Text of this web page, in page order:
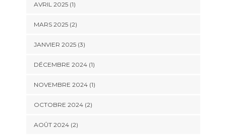
AVRIL 2025(1)
MARS 2025(2)
JANVIER 2025(3)
DÉCEMBRE 2024(1)
NOVEMBRE 2024(1)
OCTOBRE 2024(2)
AOÛT 2024(2)